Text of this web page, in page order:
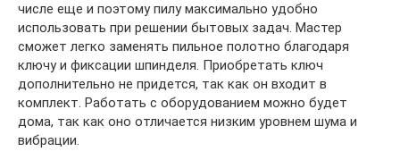
числе еще и поэтому пилу максимально удобно
использовать при решении бытовых задач. Мастер
сможет легко заменять пильное полотно благодаря
ключу и фиксации шпинделя. Приобретать ключ
дополнительно не придется, так как он входит в
комплект. Работать с оборудованием можно будет
дома, так как оно отличается низким уровнем шума и
вибрации.